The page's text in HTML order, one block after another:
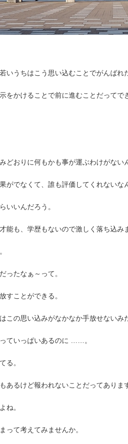
いうちはこう思い込むことでがんばれ
をかけることで前に進むことだってで
どおりに何もかも事が運ぶわけがない
がでなくて、誰も評価してくれないな
いいんだろう。
能も、学歴もないので激しく落ち込み
ったなぁ～って。
すことができる。
この思い込みがなかなか手放せないみ
ていっぱいあるのに ……。
る。
あるけど報われないことだってありま
ね。
って考えてみませんか。